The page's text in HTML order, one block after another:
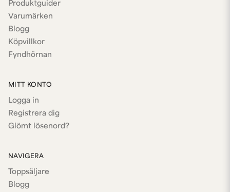
Produktguider
Varumärken
Blogg
Köpvillkor
Fyndhörnan
MITT KONTO
Logga in
Registrera dig
Glömt lösenord?
NAVIGERA
Toppsäljare
Blogg